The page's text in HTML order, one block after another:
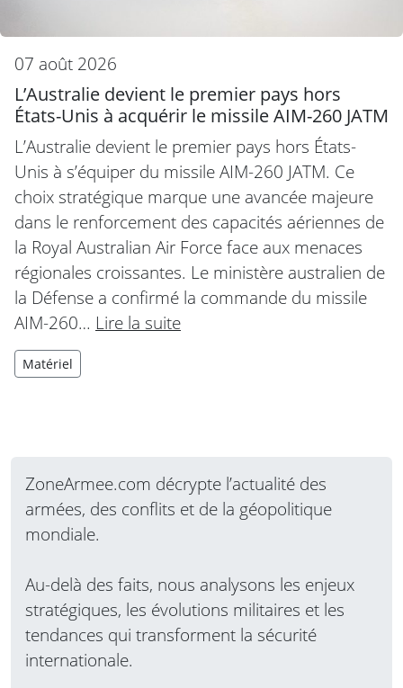
07 août 2026
L’Australie devient le premier pays hors
États-Unis à acquérir le missile AIM-260 JATM
L’Australie devient le premier pays hors États-
Unis à s’équiper du missile AIM-260 JATM. Ce
choix stratégique marque une avancée majeure
dans le renforcement des capacités aériennes de
la Royal Australian Air Force face aux menaces
régionales croissantes. Le ministère australien de
la Défense a confirmé la commande du missile
AIM-260… Lire la suite
Matériel
ZoneArmee.com décrypte l’actualité des
armées, des conflits et de la géopolitique
mondiale.
Au-delà des faits, nous analysons les enjeux
stratégiques, les évolutions militaires et les
tendances qui transforment la sécurité
internationale.